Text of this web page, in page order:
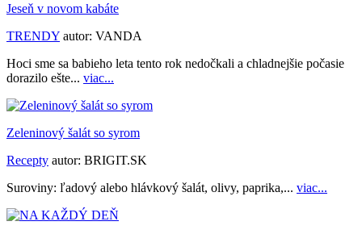
Jeseň v novom kabáte
TRENDY autor: VANDA
Hoci sme sa babieho leta tento rok nedočkali a chladnejšie počasie
dorazilo ešte... viac...
Zeleninový šalát so syrom
Recepty autor: BRIGIT.SK
Suroviny: ľadový alebo hlávkový šalát, olivy, paprika,... viac...